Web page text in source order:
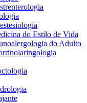
do Estilo de Vida
do Adulto